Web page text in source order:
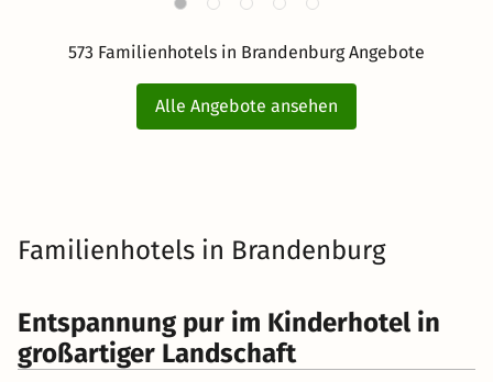
573 Familienhotels in Brandenburg Angebote
Alle Angebote ansehen
Familienhotels in Brandenburg
Entspannung pur im Kinderhotel in
großartiger Landschaft